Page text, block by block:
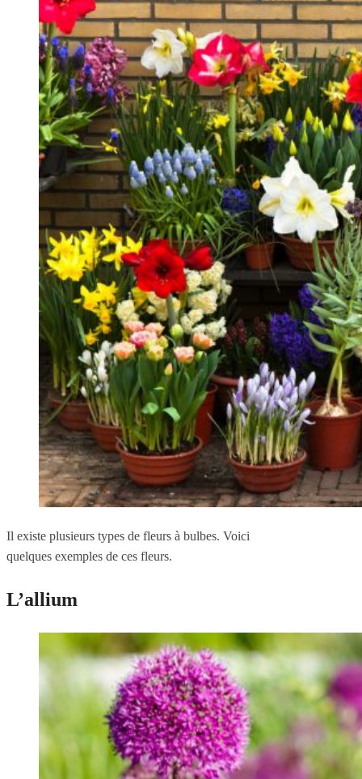
Il existe plusieurs types de fleurs à bulbes. Voici
quelques exemples de ces fleurs.
L’allium